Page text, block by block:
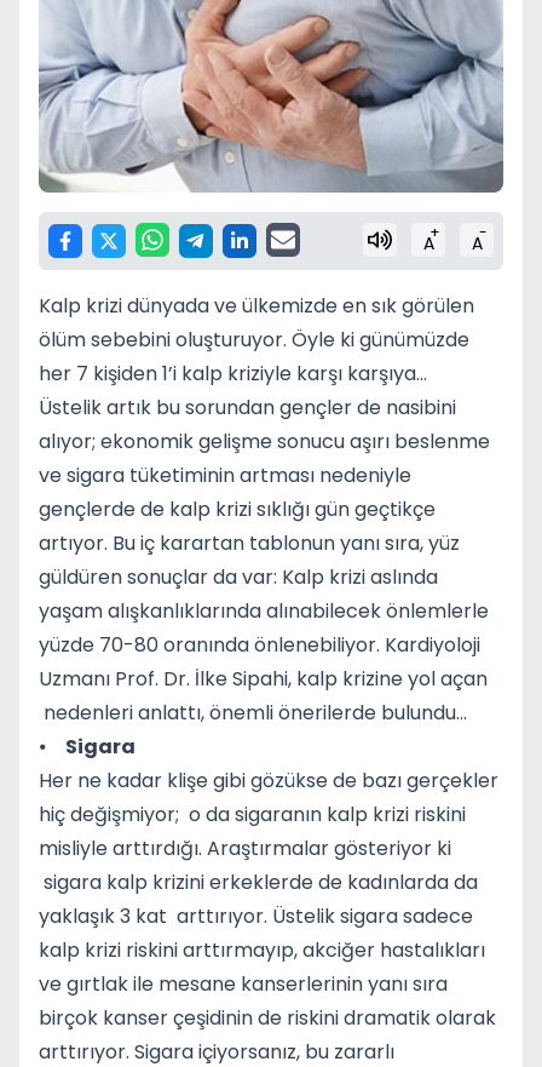
A+ A-
Kalp krizi dünyada ve ülkemizde en sık görülen
ölüm sebebini oluşturuyor. Öyle ki günümüzde
her 7 kişiden 1’i kalp kriziyle karşı karşıya...
Üstelik artık bu sorundan gençler de nasibini
alıyor; ekonomik gelişme sonucu aşırı beslenme
ve sigara tüketiminin artması nedeniyle
gençlerde de kalp krizi sıklığı gün geçtikçe
artıyor. Bu iç karartan tablonun yanı sıra, yüz
güldüren sonuçlar da var: Kalp krizi aslında
yaşam alışkanlıklarında alınabilecek önlemlerle
yüzde 70-80 oranında önlenebiliyor. Kardiyoloji
Uzmanı Prof. Dr. İlke Sipahi, kalp krizine yol açan
nedenleri anlattı, önemli önerilerde bulundu...
⦁ Sigara
Her ne kadar klişe gibi gözükse de bazı gerçekler
hiç değişmiyor; o da sigaranın kalp krizi riskini
misliyle arttırdığı. Araştırmalar gösteriyor ki
sigara kalp krizini erkeklerde de kadınlarda da
yaklaşık 3 kat arttırıyor. Üstelik sigara sadece
kalp krizi riskini arttırmayıp, akciğer hastalıkları
ve gırtlak ile mesane kanserlerinin yanı sıra
birçok kanser çeşidinin de riskini dramatik olarak
arttırıyor. Sigara içiyorsanız, bu zararlı